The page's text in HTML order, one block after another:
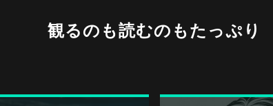
観るのも読むのもたっぷり